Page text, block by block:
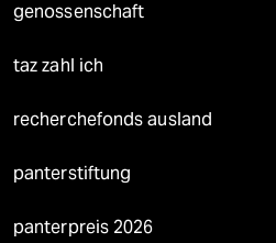
genossenschaft
taz zahl ich
recherchefonds ausland
panterstiftung
panterpreis 2026